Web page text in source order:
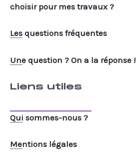
choisir pour mes travaux ?
Les questions fréquentes
Une question ? On a la réponse !
Liens utiles
Qui sommes-nous ?
Mentions légales